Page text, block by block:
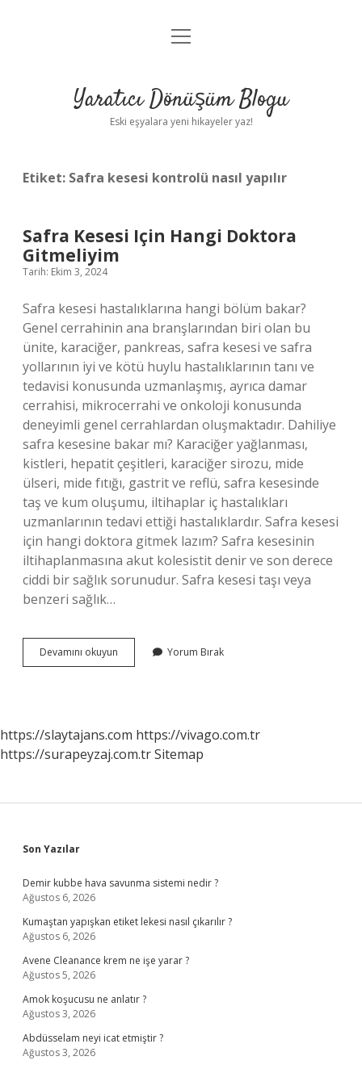
Anasayfa
Yasal Uyarı
menüyü
Yaratıcı Dönüşüm Blogu
Eski eşyalara yeni hikayeler yaz!
Etiket: Safra kesesi kontrolü nasıl yapılır
Safra Kesesi Için Hangi Doktora
Gitmeliyim
Tarih: Ekim 3, 2024
Safra kesesi hastalıklarına hangi bölüm bakar?
Genel cerrahinin ana branşlarından biri olan bu
ünite, karaciğer, pankreas, safra kesesi ve safra
yollarının iyi ve kötü huylu hastalıklarının tanı ve
tedavisi konusunda uzmanlaşmış, ayrıca damar
cerrahisi, mikrocerrahi ve onkoloji konusunda
deneyimli genel cerrahlardan oluşmaktadır. Dahiliye
safra kesesine bakar mı? Karaciğer yağlanması,
kistleri, hepatit çeşitleri, karaciğer sirozu, mide
ülseri, mide fıtığı, gastrit ve reflü, safra kesesinde
taş ve kum oluşumu, iltihaplar iç hastalıkları
uzmanlarının tedavi ettiği hastalıklardır. Safra kesesi
için hangi doktora gitmek lazım? Safra kesesinin
iltihaplanmasına akut kolesistit denir ve son derece
ciddi bir sağlık sorunudur. Safra kesesi taşı veya
benzeri sağlık…
Devamını okuyun
Kesesi
Yorum Bırak
https://slaytajans.com https://vivago.com.tr
https://surapeyzaj.com.trSitemap
Sidebar
Son Yazılar
Demir kubbe hava savunma sistemi nedir ?
Ağustos 6, 2026
Kumaştan yapışkan etiket lekesi nasıl çıkarılır ?
Ağustos 6, 2026
Avene Cleanance krem ne işe yarar ?
Ağustos 5, 2026
Amok koşucusu ne anlatır ?
Ağustos 3, 2026
Abdüsselam neyi icat etmiştir ?
Ağustos 3, 2026